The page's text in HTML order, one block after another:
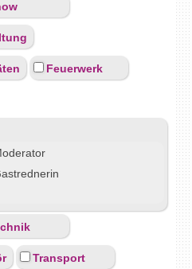
Feuerwerk
Transport